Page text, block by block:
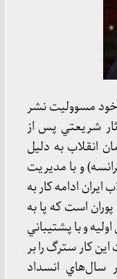
خود مسووليت نشر
شريعتي پس از
سال 1356 و تا زمان انقلاب به دليل
و با مديريت
ادامه كار به
است كه پا به
و با پشتيباني
كار سترگ را بر
انسداد